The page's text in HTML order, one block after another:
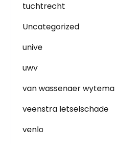
tuchtrecht
Uncategorized
unive
uwv
van wassenaer wytema
veenstra letselschade
venlo